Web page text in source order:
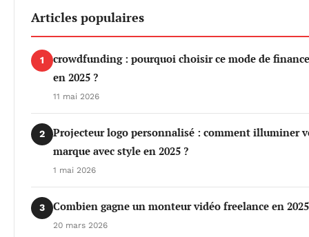
Articles populaires
1
crowdfunding : pourquoi choisir ce mode de
en 2025 ?
11 mai 2026
2
Projecteur logo personnalisé : comment illuminer
marque avec style en 2025 ?
1 mai 2026
3 Combien gagne un monteur vidéo freelance en
20 mars 2026